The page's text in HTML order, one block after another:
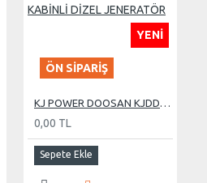
YENI
ÖN SIPARIŞ
KJ POWER DOOSAN KJDD 750 KVA OTOMATİK KABİNLİ DİZEL JENERATÖR
0,00 TL
Sepete Ekle